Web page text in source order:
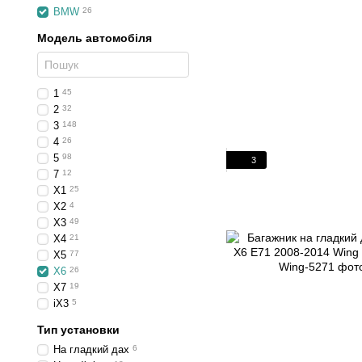
3
BMW 26
Модель автомобіля
1 45
2 32
3 148
4 26
5 98
7 12
X1 25
X2 4
X3 49
X4 21
X5 77
X6 26
X7 19
iX3 5
Тип установки
На гладкий дах 6